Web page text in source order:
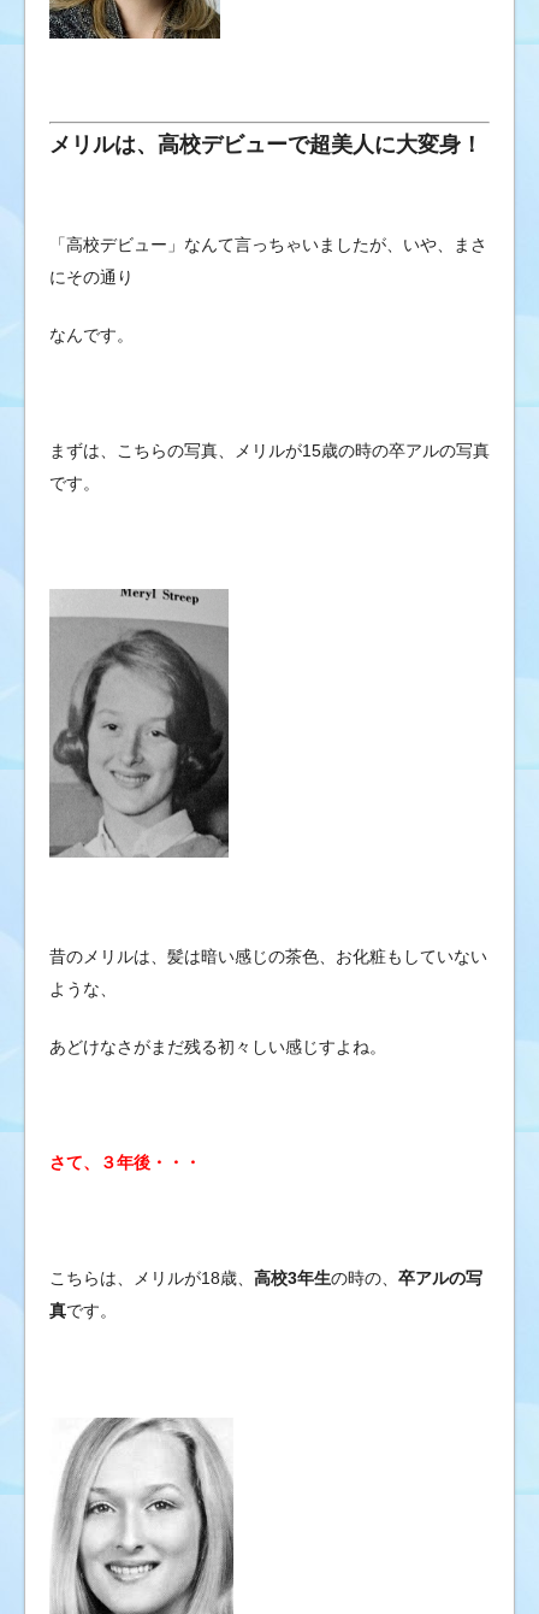
メリルは、高校デビューで超美人に大変身！
「高校デビュー」なんて言っちゃいましたが、いや、まさ
にその通り
なんです。
まずは、こちらの写真、メリルが15歳の時の卒アルの写真
です。
昔のメリルは、髪は暗い感じの茶色、お化粧もしていない
ような、
あどけなさがまだ残る初々しい感じすよね。
さて、３年後・・・
こちらは、メリルが18歳、 高校3年生の時の、 卒アルの写
真です。